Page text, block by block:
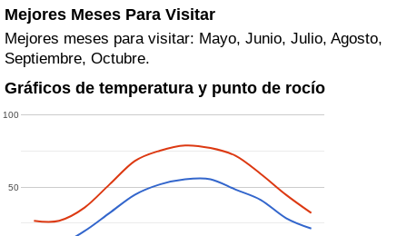
Mejores Meses Para Visitar
Mejores meses para visitar: Mayo, Junio, Julio, Agosto,
Septiembre, Octubre.
Gráficos de temperatura y punto de rocío
50
100